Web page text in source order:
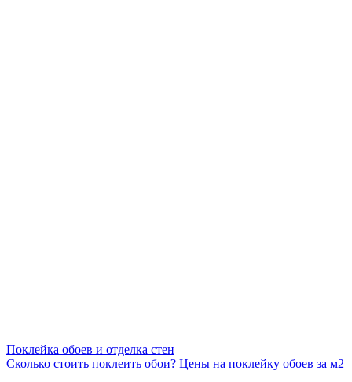
Поклейка обоев и отделка стен
Сколько стоить поклеить обои? Цены на поклейку обоев за м2